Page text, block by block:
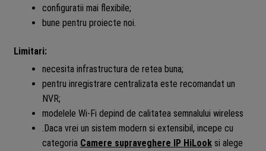
configuratii mai flexibile;
bune pentru proiecte noi.
Limitari:
necesita infrastructura de retea buna;
pentru inregistrare centralizata este recomandat un
NVR;
modelele Wi-Fi depind de calitatea semnalului wireless
.Daca vrei un sistem modern si extensibil, incepe cu
categoria Camere supraveghere IP HiLooksi alege